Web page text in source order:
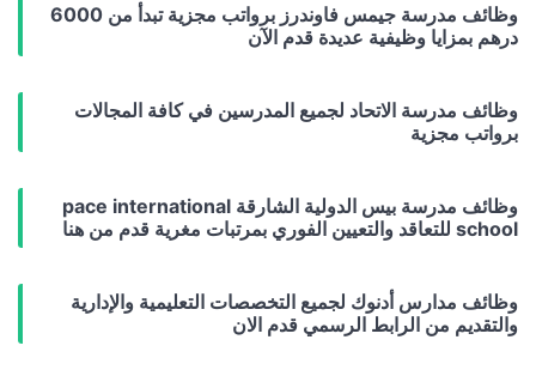
وظائف مدرسة جيمس فاوندرز برواتب مجزية تبدأ من 6000
درهم بمزايا وظيفية عديدة قدم الآن
وظائف مدرسة الاتحاد لجميع المدرسين في كافة المجالات
برواتب مجزية
وظائف مدرسة بيس الدولية الشارقة pace international
school للتعاقد والتعيين الفوري بمرتبات مغرية قدم من هنا
وظائف مدارس أدنوك لجميع التخصصات التعليمية والإدارية
والتقديم من الرابط الرسمي قدم الان